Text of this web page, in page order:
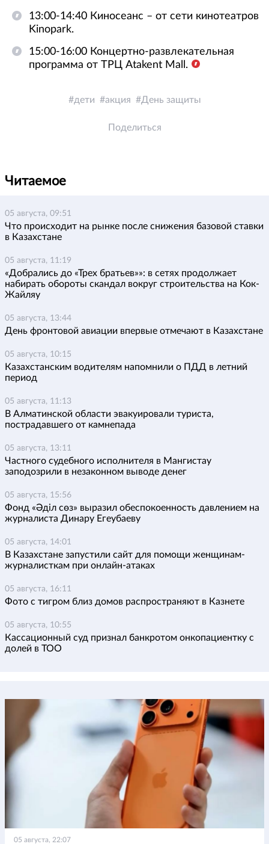
13:00-14:40 Киносеанс – от сети кинотеатров
Kinopark.
15:00-16:00 Концертно-развлекательная
программа от ТРЦ Atakent Mall.
дети акция День защиты
Поделиться
Читаемое
05 августа, 09:51
Что происходит на рынке после снижения базовой ставки
в Казахстане
05 августа, 11:19
«Добрались до «Трех братьев»»: в сетях продолжает
набирать обороты скандал вокруг строительства на Кок-
Жайляу
05 августа, 13:44
День фронтовой авиации впервые отмечают в Казахстане
05 августа, 10:15
Казахстанским водителям напомнили о ПДД в летний
период
05 августа, 11:13
В Алматинской области эвакуировали туриста,
пострадавшего от камнепада
05 августа, 13:11
Частного судебного исполнителя в Мангистау
заподозрили в незаконном выводе денег
05 августа, 15:56
Фонд «Әділ сөз» выразил обеспокоенность давлением на
журналиста Динару Егеубаеву
05 августа, 14:01
В Казахстане запустили сайт для помощи женщинам-
журналисткам при онлайн-атаках
05 августа, 16:11
Фото с тигром близ домов распространяют в Казнете
05 августа, 10:55
Кассационный суд признал банкротом онкопациентку с
долей в ТОО
05 августа, 22:07